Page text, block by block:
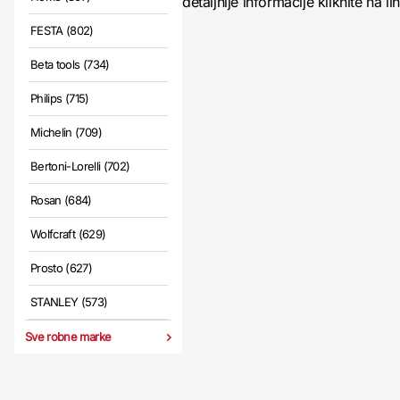
FESTA (802)
Beta tools (734)
Philips (715)
Michelin (709)
Bertoni-Lorelli (702)
Rosan (684)
Wolfcraft (629)
Prosto (627)
STANLEY (573)
Sve robne marke